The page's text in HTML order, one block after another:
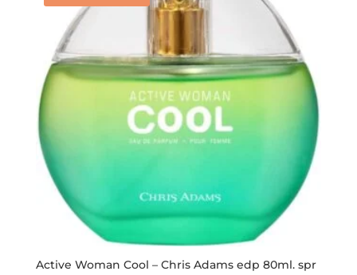
Active Woman Cool – Chris Adams edp 80ml. spr